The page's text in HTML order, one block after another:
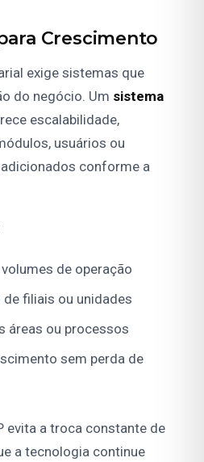
Crescimento
exige sistemas que
do negócio. Um sistema
escalabilidade,
usuários ou
conforme a
de operação
de filiais ou unidades
áreas ou processos
sem perda de
evita a troca constante de
a tecnologia continue